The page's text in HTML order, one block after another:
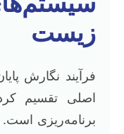
زیست
فرآیند نگارش
اصلی تقسیم
برنامه‌ریزی